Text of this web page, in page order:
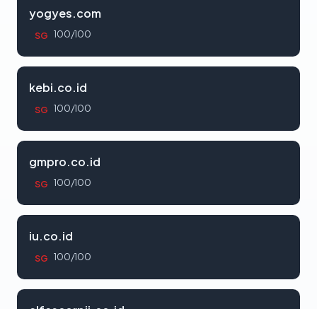
yogyes.com
SG 100/100
kebi.co.id
SG 100/100
gmpro.co.id
SG 100/100
iu.co.id
SG 100/100